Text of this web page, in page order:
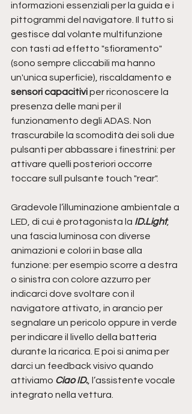
informazioni essenziali per la guida e i
pittogrammi del navigatore. Il tutto si
gestisce dal volante multifunzione
con tasti ad effetto "sfioramento"
(sono sempre cliccabili ma hanno
un'unica superficie), riscaldamento e
sensori capacitivi per riconoscere la
presenza delle mani per il
funzionamento degli ADAS. Non
trascurabile la scomodità dei soli due
pulsanti per abbassare i finestrini: per
attivare quelli posteriori occorre
toccare sull pulsante touch "rear".
Gradevole l’illuminazione ambientale a
LED, di cui è protagonista la ID.Light,
una fascia luminosa con diverse
animazioni e colori in base alla
funzione: per esempio scorre a destra
o sinistra con colore azzurro per
indicarci dove svoltare con il
navigatore attivato, in arancio per
segnalare un pericolo oppure in verde
per indicare il livello della batteria
durante la ricarica. E poi si anima per
darci un feedback visivo quando
attiviamo Ciao ID., l’assistente vocale
integrato nella vettura.